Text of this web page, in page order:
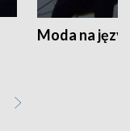
Moda na